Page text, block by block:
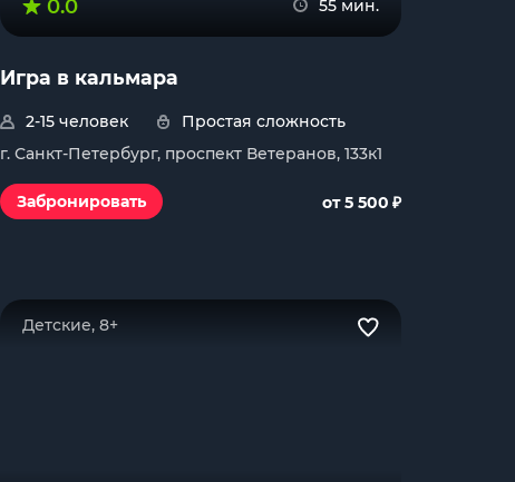
0.0 55 мин.
Игра в кальмара
2-15 человек
Простая сложность
г. Санкт-Петербург, проспект Ветеранов, 133к1
Забронировать от 5 500 ₽
Детские, 8+